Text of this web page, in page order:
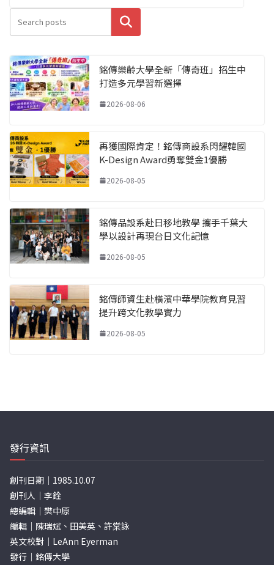
搜尋
銘傳樂齡大學全新「傳奇班」招生中
打造多元學習新選擇
2026-08-06
再獲國際肯定！銘傳商設系閃耀韓國
K-Design Award勇奪雙金1優勝
2026-08-05
銘傳品設系赴日移地教學 攜手千葉大
學以設計再現台日文化記憶
2026-08-05
銘傳師資生赴橫濱中華學院教育見習
提升跨文化教學實力
2026-08-05
發行資訊
創刊日期｜1985.10.07
創刊人｜李銓
總編輯｜樊中原
編輯｜陳瑞斌、田美英、許棠詠
英文校對｜LeAnn Eyerman
發行｜銘傳大學